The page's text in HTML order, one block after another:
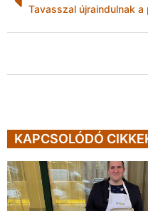
Tavasszal újraindulnak a
KAPCSOLÓDÓ